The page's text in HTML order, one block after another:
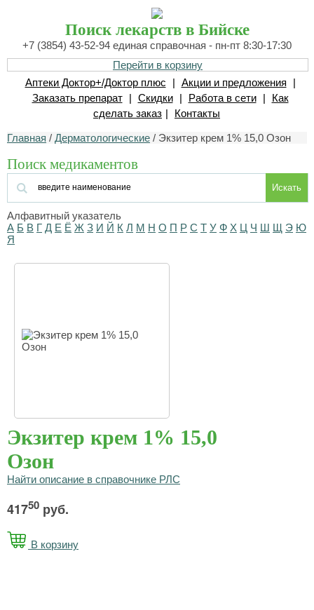
Поиск лекарств в Бийске
+7 (3854) 43-52-94 единая справочная - пн-пт 8:30-17:30
Перейти в корзину
Аптеки Доктор+/Доктор плюс
| Акции и предложения
|
Заказать препарат
| Скидки | Работа в сети |
Как
сделать заказ | Контакты
Главная / Дерматологические / Экзитер крем 1% 15,0 Озон
Поиск медикаментов
Искать
Алфавитный указатель
А Б В Г Д Е Ё Ж З И Й К Л М Н О П Р С Т У Ф Х Ц Ч Ш Щ Э Ю
Я
Экзитер крем 1% 15,0
Озон
Найти описание в справочнике РЛС
41750 руб.
В корзину